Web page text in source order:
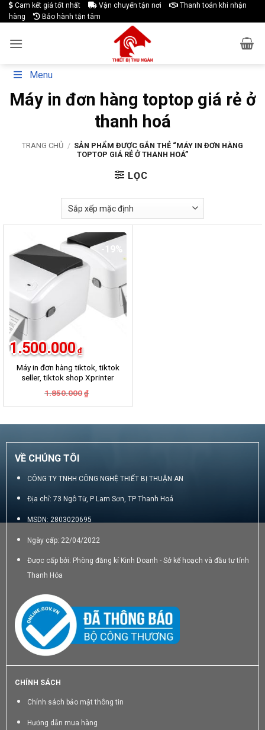
Skip
to
Cam kết giá tốt nhất Vận chuyển tận nơi
Thanh toán khi nhận
hàng
Bảo hành tận tâm
Menu
Máy in đơn hàng toptop giá rẻ ở
thanh hoá
TRANG CHỦ / SẢN PHẨM ĐƯỢC GẮN THẺ “MÁY IN ĐƠN HÀNG
TOPTOP GIÁ RẺ Ở THANH HOÁ”
LỌC
-19%
Máy in đơn hàng tiktok, tiktok
seller, tiktok shop Xprinter
1.850.000 ₫
là:
1.500.000 ₫
tại
1.500.000₫.
VỀ CHÚNG TÔI
CÔNG TY TNHH CÔNG NGHỆ THIẾT BỊ THUẬN AN
Địa chỉ: 73 Ngô Từ, P Lam Sơn, TP Thanh Hoá
MSDN: 2803020695
Ngày cấp: 22/04/2022
Được cấp bởi: Phòng đăng kí Kinh Doanh - Sở kế hoạch và đầu tư tỉnh
Thanh Hóa
CHÍNH SÁCH
Chính sách bảo mật thông tin
Hướng dẫn mua hàng